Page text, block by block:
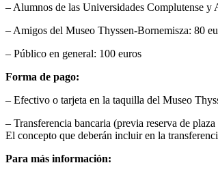
– Alumnos de las Universidades Complutense y
– Amigos del Museo Thyssen-Bornemisza: 80
– Público en general: 100 euros
Forma de pago:
– Efectivo o tarjeta en la taquilla del Museo
– Transferencia bancaria (previa reserva de
El concepto que deberán incluir en la
Para más información: